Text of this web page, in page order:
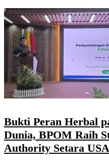
Bukti Peran Herbal
Dunia, BPOM Raih
Authority Setara USA